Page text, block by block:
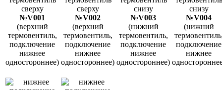
№V001
(верхний
термовентиль,
подключение
нижнее
одностороннее)
№V002
(верхний
термовентиль,
подключение
нижнее
одностороннее)
№V003
(нижний
термовентиль,
подключение
нижнее
одностороннее)
№V004
(нижний
подключение
нижнее